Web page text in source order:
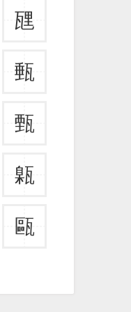
瓼
甀
甄
甈
甌